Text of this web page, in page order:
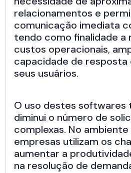
relacionamentos e
comunicação imediata
tendo como finalidade a
custos operacionais,
capacidade de resposta
seus usuários.
O uso destes softwares
diminui o número de
complexas. No
empresas utilizam os
aumentar a
na resolução de